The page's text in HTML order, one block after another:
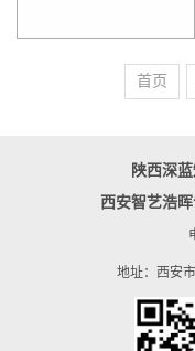
首页
陕西深
西安智艺浩
地址：西安